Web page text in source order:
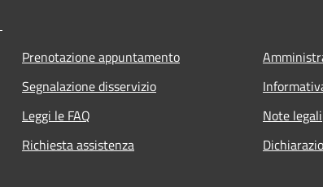
Prenotazione appuntamento
Segnalazione disservizio
Leggi le FAQ
Richiesta assistenza
Note legali